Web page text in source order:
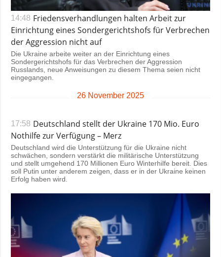
14:48 Friedensverhandlungen halten Arbeit zur
Einrichtung eines Sondergerichtshofs für Verbrechen
der Aggression nicht auf
Die Ukraine arbeite weiter an der Einrichtung eines
Sondergerichtshofs für das Verbrechen der Aggression
Russlands, neue Anweisungen zu diesem Thema seien nicht
eingegangen.
26 November 2025
17:58 Deutschland stellt der Ukraine 170 Mio. Euro
Nothilfe zur Verfügung – Merz
Deutschland wird die Unterstützung für die Ukraine nicht
schwächen, sondern verstärkt die militärische Unterstützung
und stellt umgehend 170 Millionen Euro Winterhilfe bereit. Dies
soll Putin unter anderem zeigen, dass er in der Ukraine keinen
Erfolg haben wird.